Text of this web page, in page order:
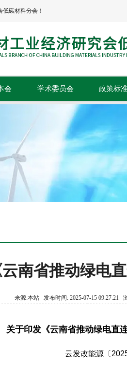
碳材料分会！
会
导
学术委员会 政策标
标准规范
南省推动绿电
来源:本站 发布时间: 2025-07-15 09:27:21
关于印发《云南省推动绿电直
云发改能源〔